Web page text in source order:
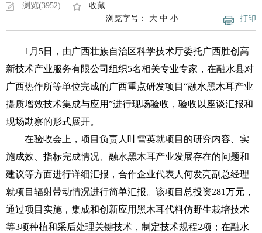
浏览(3952)
收藏
打印
浏览字号： 大 中 小
1月5日，由广西壮族自治区科学技术厅委托广西胜创高
新技术产业服务有限公司组织5名相关专业专家，在融水县对
广西热作所等单位完成的广西重点研发项目“融水黑木耳产业
提质增效技术集成与应用”进行现场验收，验收以座谈汇报和
现场勘察的形式展开。
在验收会上，项目负责人叶雪英就项目的研究内容、实
施成效、指标完成情况、融水黑木耳产业发展存在的问题和
建议等方面进行详细汇报，合作企业代表人何发亮副总经理
就项目辐射带动情况进行简单汇报。该项目总投资281万元，
通过项目实施，集成和创新应用黑木耳代料仿野生栽培技术
等3项种植和采后处理关键技术，制定技术规程2项；在融水